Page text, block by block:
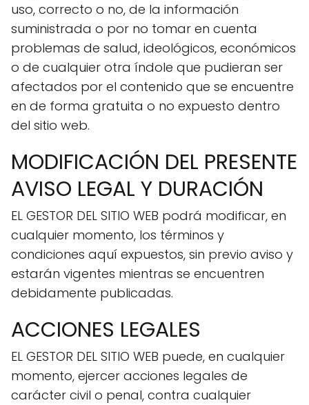
uso, correcto o no, de la información
suministrada o por no tomar en cuenta
problemas de salud, ideológicos, económicos
o de cualquier otra índole que pudieran ser
afectados por el contenido que se encuentre
en de forma gratuita o no expuesto dentro
del sitio web.
MODIFICACIÓN DEL PRESENTE
AVISO LEGAL Y DURACIÓN
EL GESTOR DEL SITIO WEB podrá modificar, en
cualquier momento, los términos y
condiciones aquí expuestos, sin previo aviso y
estarán vigentes mientras se encuentren
debidamente publicadas.
ACCIONES LEGALES
EL GESTOR DEL SITIO WEB puede, en cualquier
momento, ejercer acciones legales de
carácter civil o penal, contra cualquier